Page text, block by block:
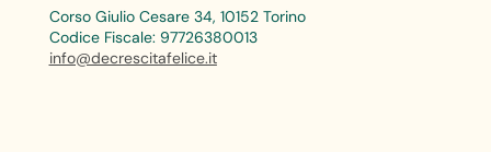
Corso Giulio Cesare 34, 10152 Torino
Codice Fiscale: 97726380013
info@decrescitafelice.it